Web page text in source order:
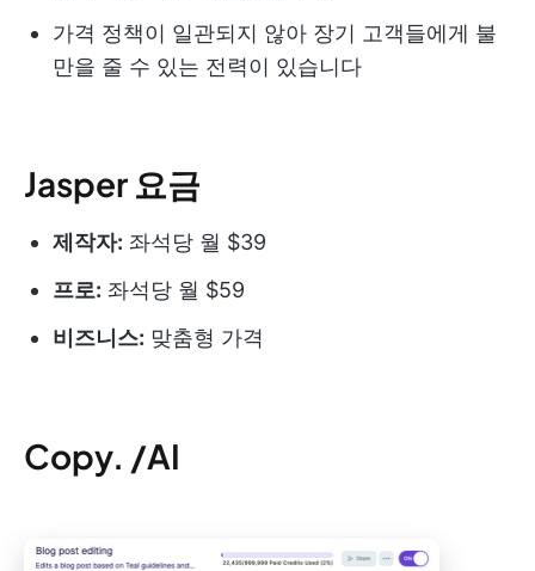
가격 정책이 일관되지 않아 장기 고객들에게 불
만을 줄 수 있는 전력이 있습니다
Jasper 요금
제작자: 좌석당 월 $39
프로: 좌석당 월 $59
비즈니스: 맞춤형 가격
Copy. /AI